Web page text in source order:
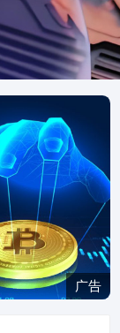
广告